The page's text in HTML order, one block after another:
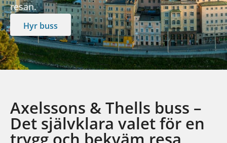
resan.
Hyr buss
Axelssons & Thells buss –
Det självklara valet för en